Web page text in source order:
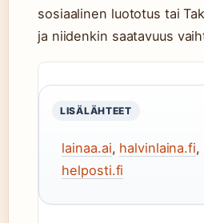
sosiaalinen luototus tai
ja niidenkin saatavuus
LISÄLÄHTEET
lainaa.ai, halvinlaina.fi,
helposti.fi